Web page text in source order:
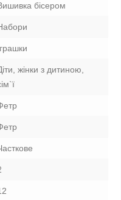
бісером
жінки з дитиною,